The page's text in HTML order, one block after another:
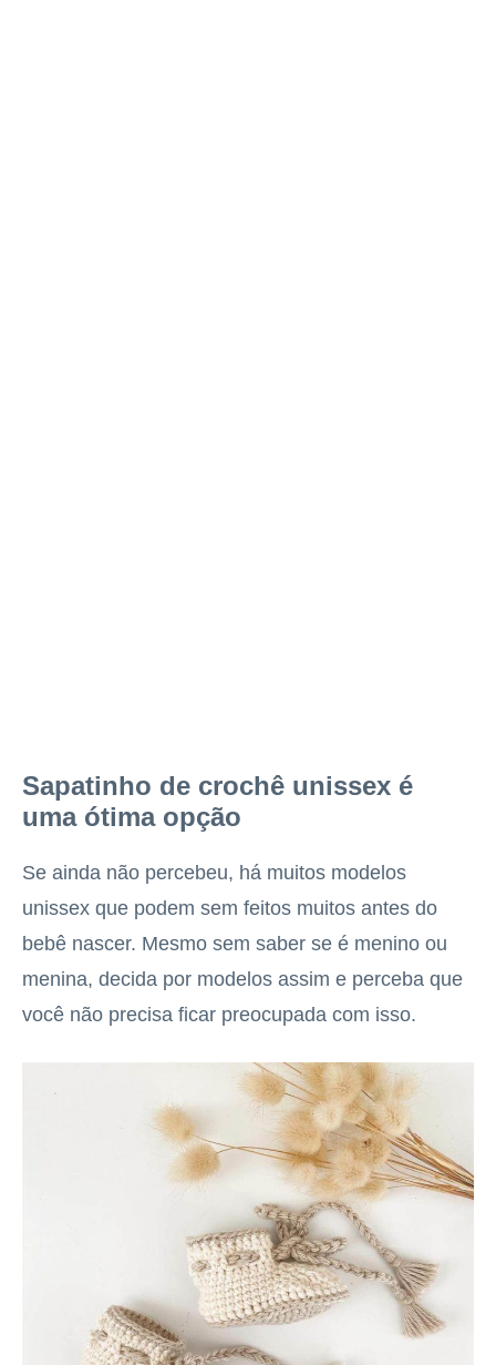
Sapatinho de crochê unissex é
uma ótima opção
Se ainda não percebeu, há muitos modelos
unissex que podem sem feitos muitos antes do
bebê nascer. Mesmo sem saber se é menino ou
menina, decida por modelos assim e perceba que
você não precisa ficar preocupada com isso.